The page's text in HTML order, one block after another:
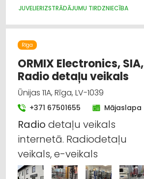
JUVELIERIZSTRĀDĀJUMU TIRDZNIECĪBA
Rīga
ORMIX Electronics, SIA,
Radio detaļu veikals
Ūnijas 11A, Rīga, LV-1039
+371 67501655 Mājaslapa
Radio detaļu veikals
internetā. Radiodetaļu
veikals, e-veikals